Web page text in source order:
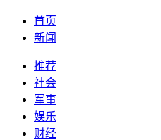
首页
新闻
推荐
社会
军事
娱乐
财经